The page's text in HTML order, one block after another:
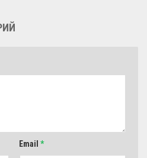
Email *